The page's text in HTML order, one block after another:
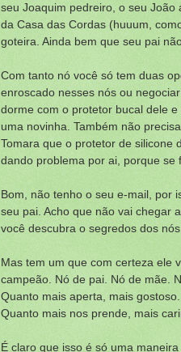
seu Joaquim pedreiro, o seu João
da Casa das Cordas (huuum,
goteira. Ainda bem que seu pai
Com tanto nó você só tem duas
enroscado nesses nós ou
dorme com o protetor bucal dele
uma novinha. Também não
Tomara que o protetor de silicone
dando problema por ai, porque se
Bom, não tenho o seu e-mail, por
seu pai. Acho que não vai chegar
você descubra o segredos dos
Mas tem um que com certeza ele
campeão. Nó de pai. Nó de mãe.
Quanto mais aperta, mais
Quanto mais nos prende, mais
É claro que isso é só uma